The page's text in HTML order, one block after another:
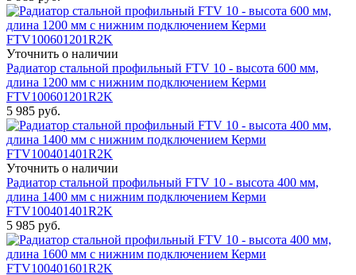
Уточнить о наличии
Радиатор стальной профильный FTV 10 - высота 600 мм,
длина 1200 мм с нижним подключением Керми
FTV100601201R2K
5 985 руб.
Уточнить о наличии
Радиатор стальной профильный FTV 10 - высота 400 мм,
длина 1400 мм с нижним подключением Керми
FTV100401401R2K
5 985 руб.